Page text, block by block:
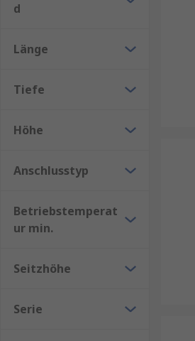
d
Länge
Tiefe
Höhe
Anschlusstyp
Betriebstemperat
ur min.
Seitzhöhe
Serie